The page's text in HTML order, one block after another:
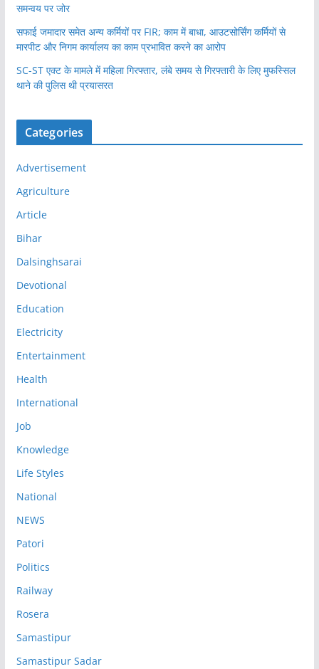
समन्वय पर जोर
सफाई जमादार समेत अन्य कर्मियों पर FIR; काम में बाधा, आउटसोर्सिंग कर्मियों से
मारपीट और निगम कार्यालय का काम प्रभावित करने का आरोप
SC-ST एक्ट के मामले में महिला गिरफ्तार, लंबे समय से गिरफ्तारी के लिए मुफस्सिल
थाने की पुलिस थी प्रयासरत
Categories
Advertisement
Agriculture
Article
Bihar
Dalsinghsarai
Devotional
Education
Electricity
Entertainment
Health
International
Job
Knowledge
Life Styles
National
NEWS
Patori
Politics
Railway
Rosera
Samastipur
Samastipur Sadar